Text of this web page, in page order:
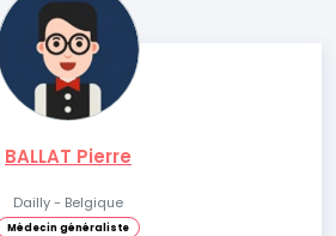
BALLAT Pierre
Dailly - Belgique
Médecin généraliste